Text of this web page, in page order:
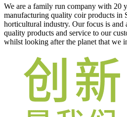
We are a family run company with 20
manufacturing quality coir products in
horticultural industry. Our focus is
quality products and service to our
whilst looking after the planet that we